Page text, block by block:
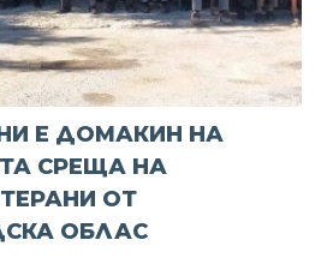
Е ДОМАКИН НА
СРЕЩА НА
ОТ
ОБЛАС